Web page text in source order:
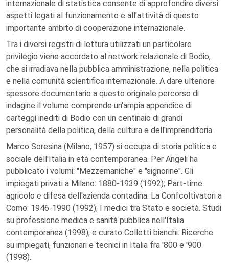
internazionale di statistica consente di approfondire diversi
aspetti legati al funzionamento e all'attività di questo
importante ambito di cooperazione internazionale.
Tra i diversi registri di lettura utilizzati un particolare
privilegio viene accordato al network relazionale di Bodio,
che si irradiava nella pubblica amministrazione, nella politica
e nella comunità scientifica internazionale. A dare ulteriore
spessore documentario a questo originale percorso di
indagine il volume comprende un'ampia appendice di
carteggi inediti di Bodio con un centinaio di grandi
personalità della politica, della cultura e dell'imprenditoria.
Marco Soresina (Milano, 1957) si occupa di storia politica e
sociale dell'Italia in età contemporanea. Per Angeli ha
pubblicato i volumi: "Mezzemaniche" e "signorine". Gli
impiegati privati a Milano: 1880-1939 (1992); Part-time
agricolo e difesa dell'azienda contadina. La Confcoltivatori a
Como: 1946-1990 (1992); I medici tra Stato e società. Studi
su professione medica e sanità pubblica nell'Italia
contemporanea (1998); e curato Colletti bianchi. Ricerche
su impiegati, funzionari e tecnici in Italia fra '800 e '900
(1998).